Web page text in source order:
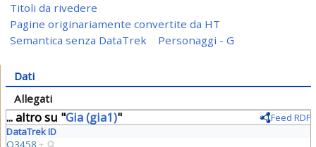
Titoli da rivedere
Pagine originariamente convertite da HT
Semantica senza DataTrek
Personaggi - G
Dati
Allegati
... altro su "Gia (gia1)"
Feed RDF
DataTrek ID
Q3458 +